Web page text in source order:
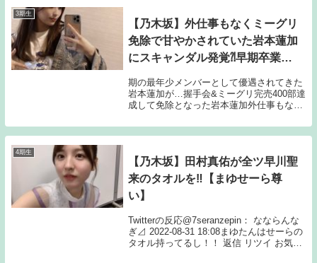
3期生
【乃木坂】外仕事もなくミーグリ
免除で甘やかされていた岩本蓮加
にスキャンダル発覚⁈早期卒業や
期の最年少メンバーとして優遇されてきた
岩本蓮加が…握手会&ミーグリ完売400部達
成して免除となった岩本蓮加外仕事もなく
画像のようなものが流出免除後はファンへ
のコミュニケーションアプリの送信数が激
4期生
【乃木坂】田村真佑が全ツ早川聖
来のタオルを‼【まゆせーら尊
い】
Twitterの反応@7seranzepin： なならんな
ぎ⊿ 2022-08-31 18:08まゆたんはせーらの
タオル持ってるし！！ 返信 リツイ お気に